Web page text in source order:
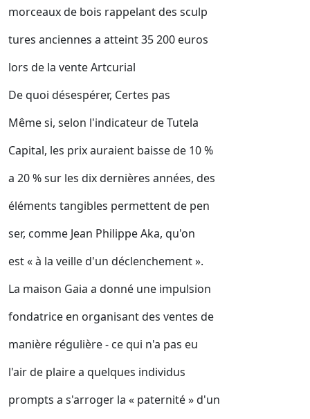
morceaux de bois rappelant des sculp
tures anciennes a atteint 35 200 euros
lors de la vente Artcurial
De quoi désespérer, Certes pas
Même si, selon l'indicateur de Tutela
Capital, les prix auraient baisse de 10 %
a 20 % sur les dix dernières années, des
éléments tangibles permettent de pen
ser, comme Jean Philippe Aka, qu'on
est « à la veille d'un déclenchement ».
La maison Gaia a donné une impulsion
fondatrice en organisant des ventes de
manière régulière - ce qui n'a pas eu
l'air de plaire a quelques individus
prompts a s'arroger la « paternité » d'un